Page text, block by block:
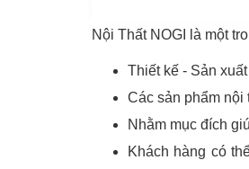
Nội Thất NOGI là một
Thiết kế - Sản
Các sản phẩm nội
Nhằm mục đích
Khách hàng có